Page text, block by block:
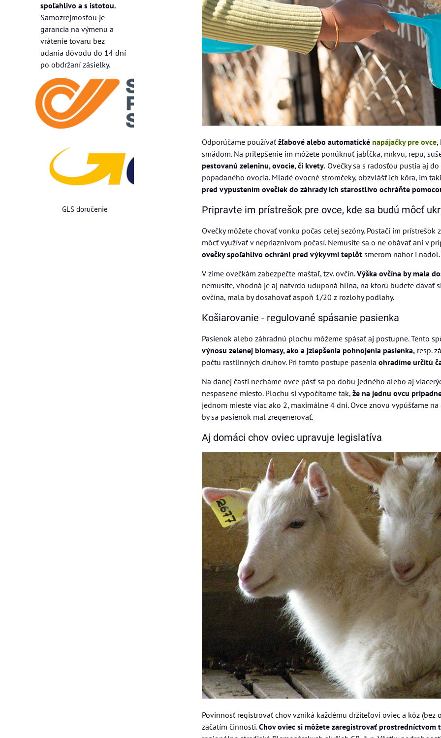
Odporúčame používaťžľabové alebo automatické napájačky pre ovce,
smädom. Na prilepšenie im môžete ponúknuť jabĺčka, mrkvu, repu,
pestovanú zeleninu, ovocie, či kvety. Ovečky sa s radosťou pustia aj
popadaného ovocia. Mladé ovocné stromčeky, obzvlášť ich kôra, im
pred vypustením ovečiek do záhrady ich starostlivo ochráňte
Pripravte im prístrešok pre ovce, kde sa budú môcť
Ovečky môžete chovať vonku počas celej sezóny. Postačí im
môcť využívať v nepriaznivom počasí. Nemusíte sa o ne obávať ani v
ovečky spoľahlivo ochráni pred výkyvmi teplôt smerom nahor i nadol.
V zime ovečkám zabezpečte maštaľ, tzv. ovčín.Výška ovčína by mala
nemusíte, vhodná je aj natvrdo udupaná hlina, na ktorú budete dávať
ovčína, mala by dosahovať aspoň 1/20 z rozlohy podlahy.
Košiarovanie - regulované spásanie pasienka
Pasienok alebo záhradnú plochu môžeme spásať aj postupne. Tento
výnosu zelenej biomasy, ako a jzlepšenia pohnojenia pasienka, resp.
počtu rastlinných druhov. Pri tomto postupe pasenia ohradíme určitú
Na danej časti necháme ovce pásť sa po dobu jedného alebo aj
nespasené miesto. Plochu si vypočítame tak, že na jednu ovcu
jednom mieste viac ako 2, maximálne 4 dni. Ovce znovu vypúšťame
by sa pasienok mal zregenerovať.
Aj domáci chov oviec upravuje legislatíva
Povinnosť registrovať chov vzniká každému držiteľovi oviec a kôz (bez
začatím činnosti.Chov oviec si môžete zaregistrovať prostredníctvom
spoľahlivo a s istotou.
Samozrejmosťou je
garancia na výmenu a
vrátenie tovaru bez
udania dôvodu do 14 dní
po obdržaní zásielky.
GLS doručenie